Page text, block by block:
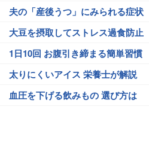
夫の「産後うつ」にみられる症状
大豆を摂取してストレス過食防止
1日10回 お腹引き締まる簡単習慣
太りにくいアイス 栄養士が解説
血圧を下げる飲みもの 選び方は